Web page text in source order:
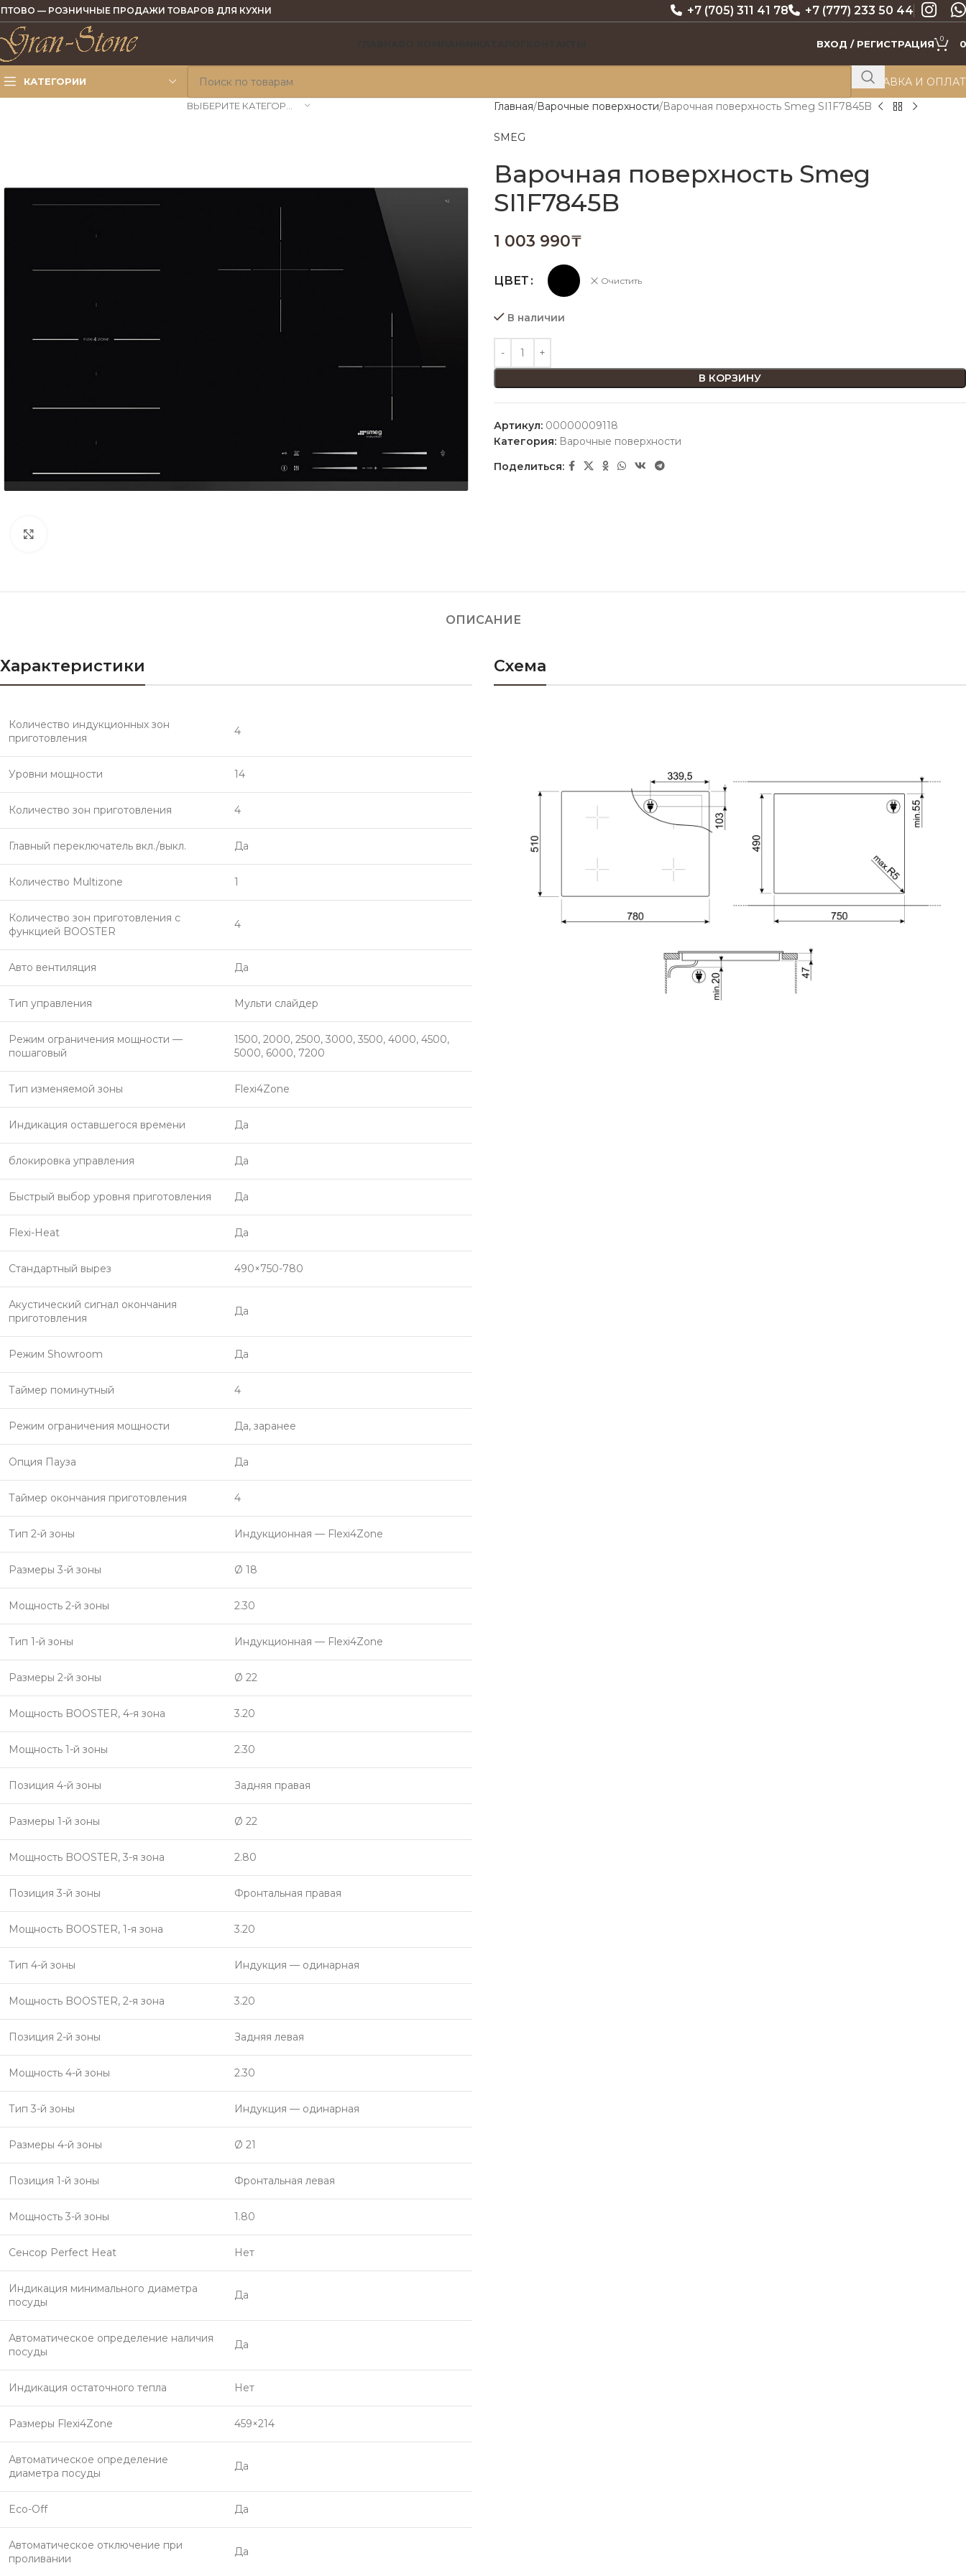
— РОЗНИЧНЫЕ ПРОДАЖИ ТОВАРОВ ДЛЯ КУХНИ +7 (705) 311 41 78 +7 (777) 233 50 44
ВХОД / РЕГИСТРАЦИЯ 0 0
КАТЕГОРИИ ДОСТАВКА И
Главная Варочные поверхности Варочная поверхность Smeg SI1F7845B
SMEG
Варочная поверхность Smeg
SI1F7845B
1 003 990₸
ЦВЕТ Очистить
В наличии
В КОРЗИНУ
Артикул: 00000009118
Категория: Варочные поверхности
Поделиться:
ОПИСАНИЕ
Характеристики
Количество индукционных зон
приготовления
4
Уровни мощности 14
Количество зон приготовления 4
Главный переключатель вкл./выкл. Да
Количество Multizone 1
Количество зон приготовления с
функцией BOOSTER
4
Авто вентиляция Да
Тип управления Мульти слайдер
Режим ограничения мощности —
пошаговый
1500, 2000, 2500, 3000, 3500, 4000, 4500,
5000, 6000, 7200
Тип изменяемой зоны Flexi4Zone
Индикация оставшегося времени Да
блокировка управления Да
Быстрый выбор уровня приготовления Да
Flexi-Heat Да
Стандартный вырез 490×750-780
Акустический сигнал окончания
приготовления
Да
Режим Showroom Да
Таймер поминутный 4
Режим ограничения мощности Да, заранее
Опция Пауза Да
Таймер окончания приготовления 4
Тип 2-й зоны Индукционная — Flexi4Zone
Размеры 3-й зоны Ø 18
Мощность 2-й зоны 2.30
Тип 1-й зоны Индукционная — Flexi4Zone
Размеры 2-й зоны Ø 22
Мощность BOOSTER, 4-я зона 3.20
Мощность 1-й зоны 2.30
Позиция 4-й зоны Задняя правая
Размеры 1-й зоны Ø 22
Мощность BOOSTER, 3-я зона 2.80
Позиция 3-й зоны Фронтальная правая
Мощность BOOSTER, 1-я зона 3.20
Тип 4-й зоны Индукция — одинарная
Мощность BOOSTER, 2-я зона 3.20
Позиция 2-й зоны Задняя левая
Мощность 4-й зоны 2.30
Тип 3-й зоны Индукция — одинарная
Размеры 4-й зоны Ø 21
Позиция 1-й зоны Фронтальная левая
Мощность 3-й зоны 1.80
Сенсор Perfect Heat Нет
Индикация минимального диаметра
посуды
Да
Автоматическое определение наличия
посуды
Да
Индикация остаточного тепла Нет
Размеры Flexi4Zone 459×214
Автоматическое определение
диаметра посуды
Да
Eco-Off Да
Автоматическое отключение при
проливании
Да
Схема